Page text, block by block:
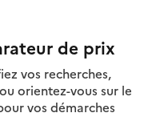
de prix
vos recherches,
orientez-vous sur le
vos démarches